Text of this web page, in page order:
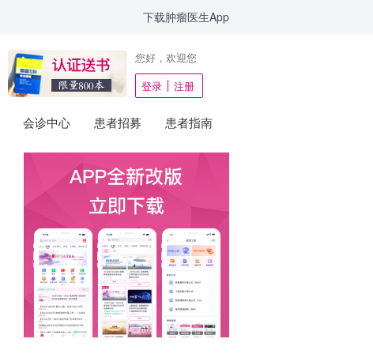
下载肿瘤医生App
您好，欢迎您
登录
注册
会诊中心 患者招募 患者指南